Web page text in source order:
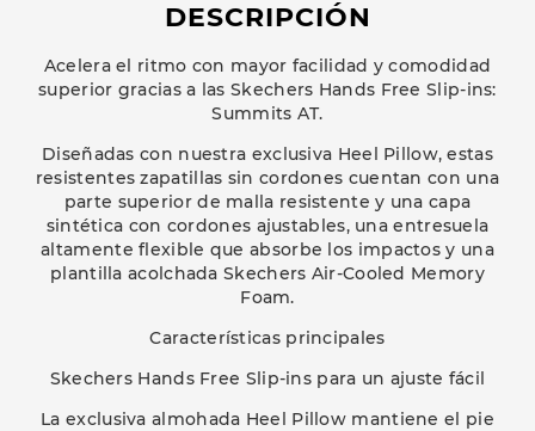
DESCRIPCIÓN
Acelera el ritmo con mayor facilidad y comodidad
superior gracias a las Skechers Hands Free Slip-ins:
Summits AT.
Diseñadas con nuestra exclusiva Heel Pillow, estas
resistentes zapatillas sin cordones cuentan con una
parte superior de malla resistente y una capa
sintética con cordones ajustables, una entresuela
altamente flexible que absorbe los impactos y una
plantilla acolchada Skechers Air-Cooled Memory
Foam.
Características principales
Skechers Hands Free Slip-ins para un ajuste fácil
La exclusiva almohada Heel Pillow mantiene el pie